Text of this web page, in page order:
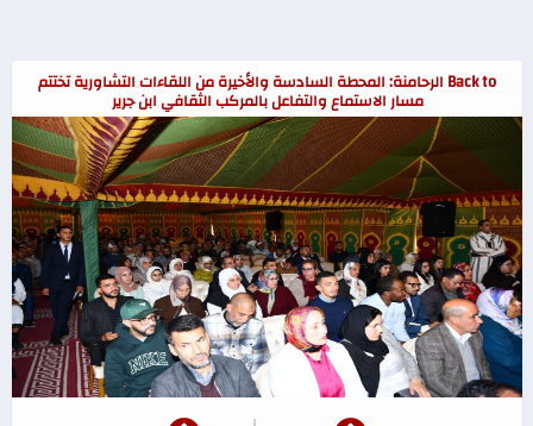
Back to الرحامنة: المحطة السادسة والأخيرة من اللقاءات التشاورية تختتم
مسار الاستماع والتفاعل بالمركب الثقافي ابن جرير